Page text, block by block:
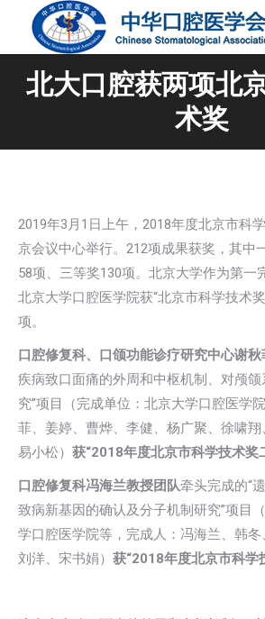
北大口腔获两项北
术奖
2019年3月1日上午，2018年度北京市科
京会议中心举行。212项成果获奖，其中
58项、三等奖130项。北京大学作为第一
北京大学口腔医学院获“北京市科学技术
项。
口腔修复科、口颌功能诊疗研究中心谢秋
疾病致口面痛的外周和中枢机制、对颅
究”项目（完成单位：北京大学口腔医学
菲、姜婷、曹烨、李健、杨广聚、徐啸翔
易小松） 获“2018年度北京市科学技术奖
口腔修复科冯海兰教授团队牵头完成的“
致病新基因的确认及分子机制研究”项目
学口腔医学院等，完成人：冯海兰、韩冬
刘洋、宋书娟） 获“2018年度北京市科学